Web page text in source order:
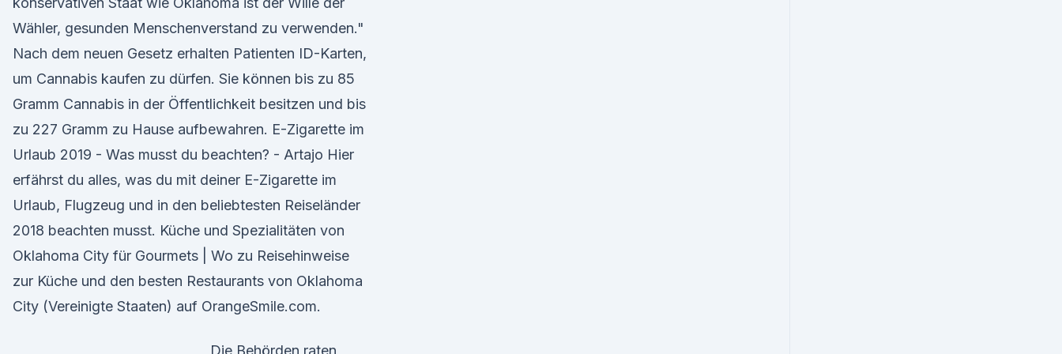
Wähler, gesunden Menschenverstand zu verwenden."
Nach dem neuen Gesetz erhalten Patienten ID-Karten,
um Cannabis kaufen zu dürfen. Sie können bis zu 85
Gramm Cannabis in der Öffentlichkeit besitzen und bis
zu 227 Gramm zu Hause aufbewahren. E-Zigarette im
Urlaub 2019 - Was musst du beachten? - Artajo Hier
erfährst du alles, was du mit deiner E-Zigarette im
Urlaub, Flugzeug und in den beliebtesten Reiseländer
2018 beachten musst. Küche und Spezialitäten von
Oklahoma City für Gourmets | Wo zu Reisehinweise
zur Küche und den besten Restaurants von Oklahoma
City (Vereinigte Staaten) auf OrangeSmile.com.
Die Behörden raten